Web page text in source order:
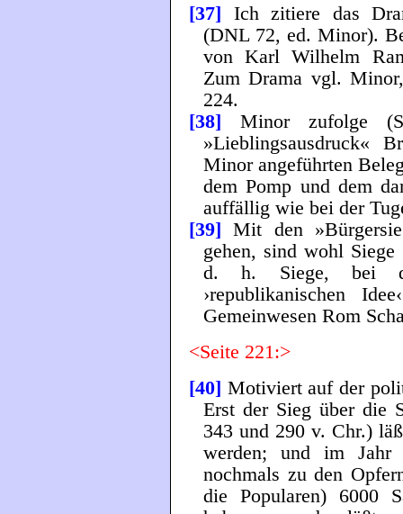
[37] Ich zitiere das
(DNL 72, ed. Minor).
von Karl Wilhelm
Zum Drama vgl.
224.
[38] Minor zufolge
»Lieblingsausdruck«
Minor angeführten
dem Pomp und dem
auffällig wie bei der
[39] Mit den
gehen, sind wohl
d. h. Siege, bei
›republikanischen
Gemeinwesen Rom
<Seite 221:>
[40] Motiviert auf der
Erst der Sieg über die
343 und 290 v. Chr.)
werden; und im
nochmals zu den
die Popularen) 6000